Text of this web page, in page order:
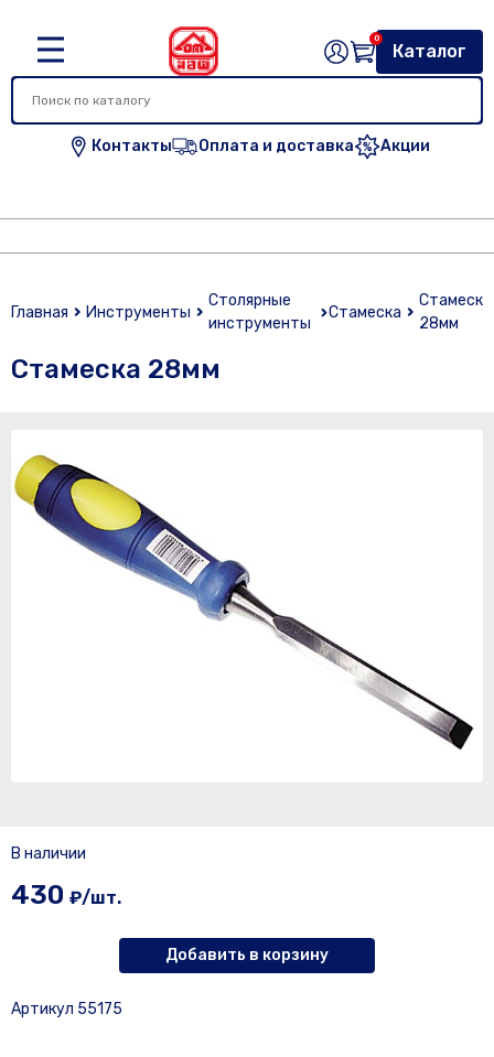
Контакты Оплата и доставка Акции
Каталог
0
Главная Инструменты
Столярные
инструменты
Стамеска
Стамеска
28мм
Стамеска 28мм
В наличии
430 ₽/шт.
Добавить в корзину
Артикул 55175